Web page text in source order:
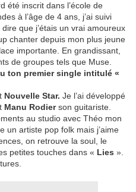
été inscrit dans l’école de
à l’âge de 4 ans, j’ai suivi
que j’étais un vrai amoureux
chanter depuis mon plus jeune
importante. En grandissant,
de groupes tels que Muse.
ton premier single intitulé «
Nouvelle Star. Je l’ai développé
Manu Rodierson guitariste.
au studio avec Théo mon
un artiste pop folk mais j’aime
on retrouve la soul, le
petites touches dans « Lies ».